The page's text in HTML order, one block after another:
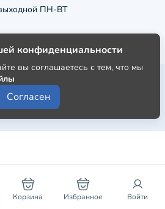
Корзина Избранное Войти
ПН-ВТ
конфиденциальности
вы соглашаетесь с тем, что мы
Согласен